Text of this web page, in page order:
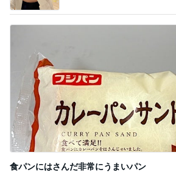
食パンにはさんだ非常にうまいパン